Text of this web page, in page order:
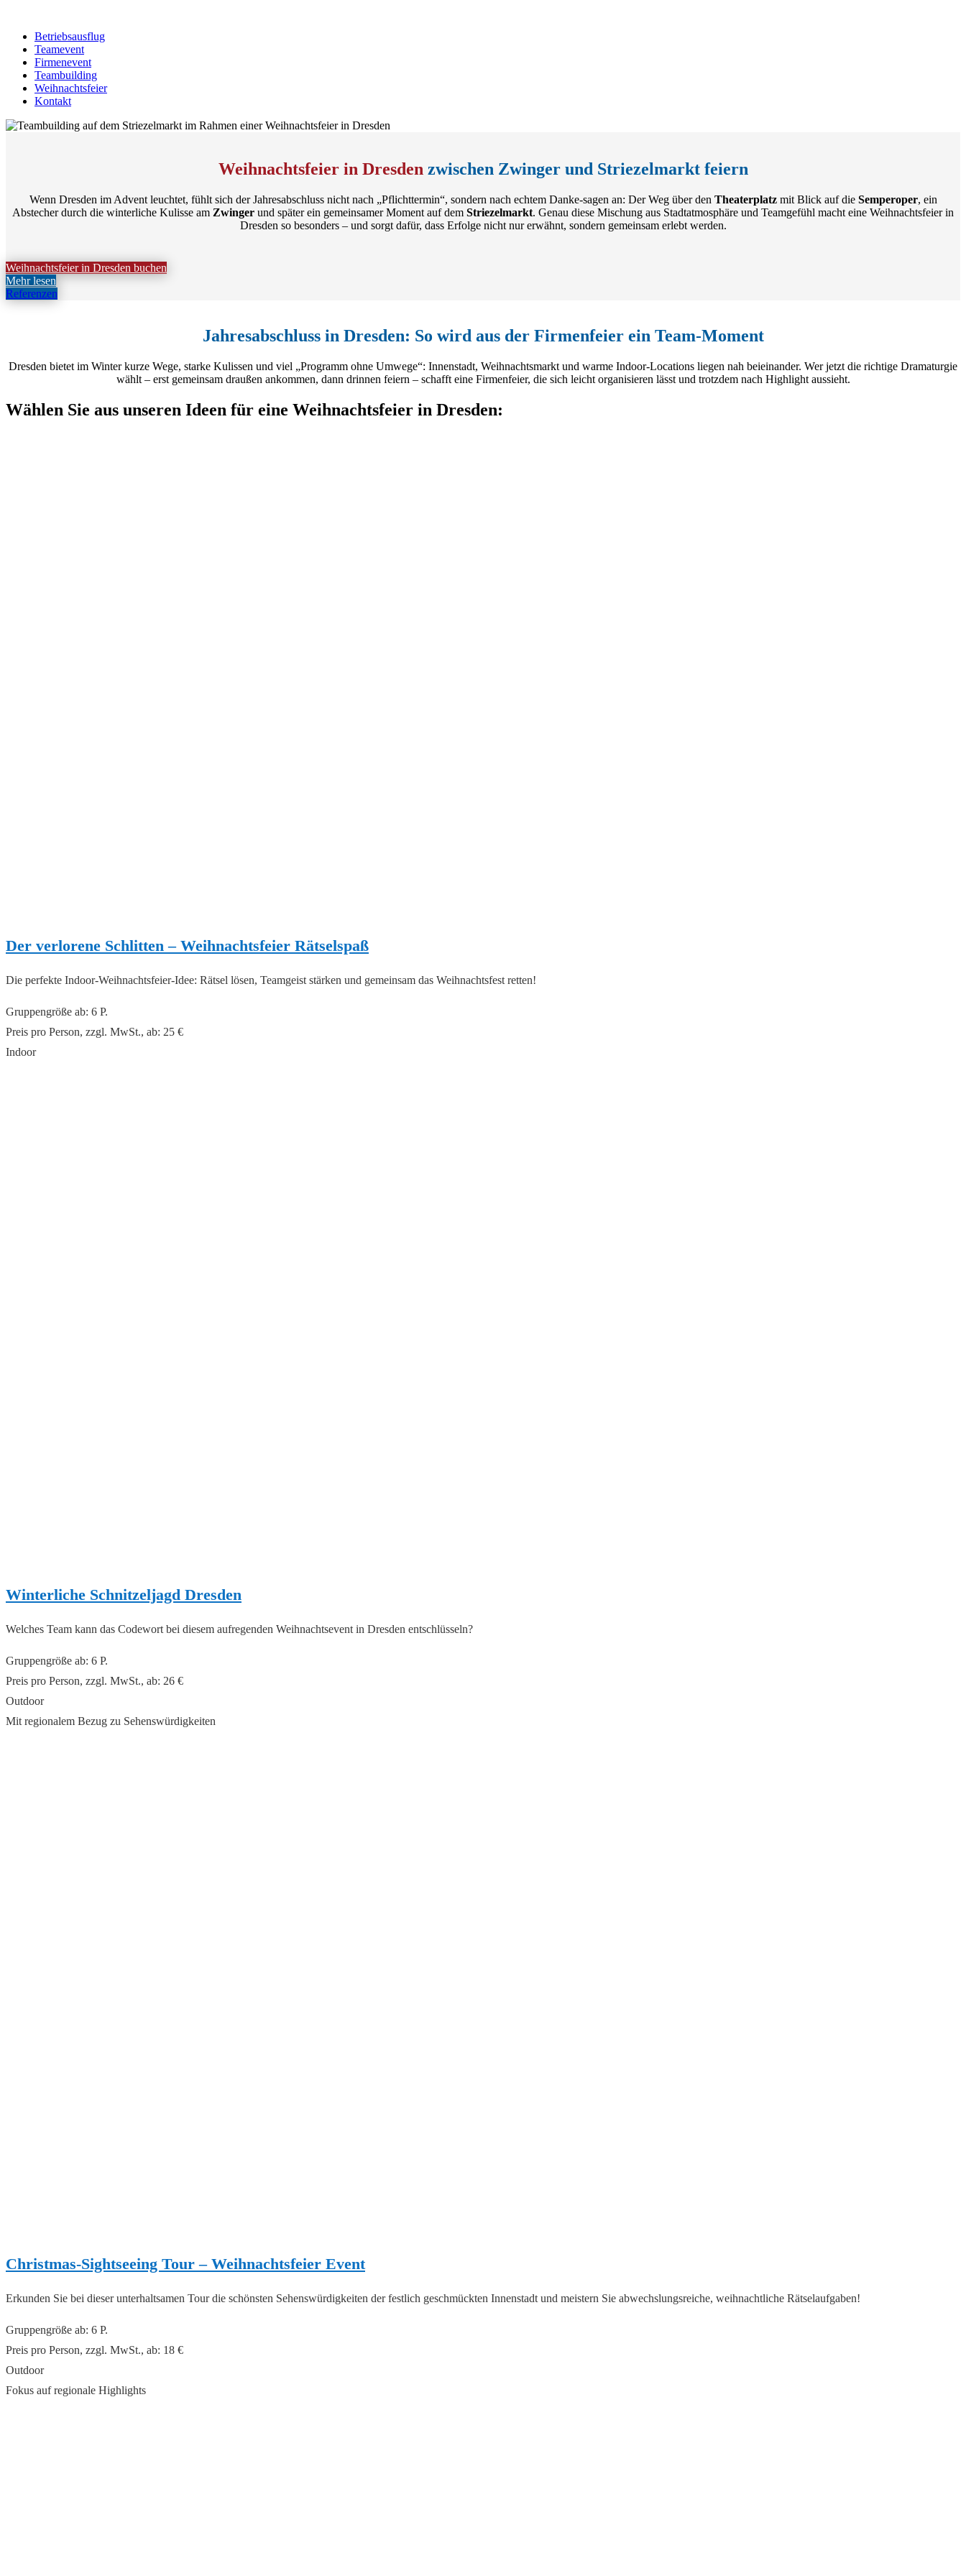
Betriebsausflug
Teamevent
Firmenevent
Teambuilding
Weihnachtsfeier
Kontakt
Weihnachtsfeier in Dresden zwischen Zwinger und Striezelmarkt feiern
Wenn Dresden im Advent leuchtet, fühlt sich der Jahresabschluss nicht nach „Pflichttermin“, sondern nach echtem Danke-sagen an: Der Weg über den Theaterplatzmit Blick auf die Semperoper, ein
Abstecher durch die winterliche Kulisse am Zwinger und später ein gemeinsamer Moment auf dem Striezelmarkt. Genau diese Mischung aus Stadtatmosphäre und Teamgefühl macht eine Weihnachtsfeier in
Dresden so besonders – und sorgt dafür, dass Erfolge nicht nur erwähnt, sondern gemeinsam erlebt werden.
Weihnachtsfeier in Dresden buchen
Mehr lesen
Referenzen
Jahresabschluss in Dresden: So wird aus der Firmenfeier ein Team-Moment
Dresden bietet im Winter kurze Wege, starke Kulissen und viel „Programm ohne Umwege“: Innenstadt, Weihnachtsmarkt und warme Indoor-Locations liegen nah beieinander. Wer jetzt die richtige Dramaturgie
wählt – erst gemeinsam draußen ankommen, dann drinnen feiern – schafft eine Firmenfeier, die sich leicht organisieren lässt und trotzdem nach Highlight aussieht.
Wählen Sie aus unseren Ideen für eine Weihnachtsfeier in Dresden:
Der verlorene Schlitten – Weihnachtsfeier Rätselspaß
Die perfekte Indoor-Weihnachtsfeier-Idee: Rätsel lösen, Teamgeist stärken und gemeinsam das Weihnachtsfest retten!
Gruppengröße ab: 6 P.
Preis pro Person, zzgl. MwSt., ab: 25 €
Indoor
Winterliche Schnitzeljagd Dresden
Welches Team kann das Codewort bei diesem aufregenden Weihnachtsevent in Dresden entschlüsseln?
Gruppengröße ab: 6 P.
Preis pro Person, zzgl. MwSt., ab: 26 €
Outdoor
Mit regionalem Bezug zu Sehenswürdigkeiten
Christmas-Sightseeing Tour – Weihnachtsfeier Event
Erkunden Sie bei dieser unterhaltsamen Tour die schönsten Sehenswürdigkeiten der festlich geschmückten Innenstadt und meistern Sie abwechslungsreiche, weihnachtliche Rätselaufgaben!
Gruppengröße ab: 6 P.
Preis pro Person, zzgl. MwSt., ab: 18 €
Outdoor
Fokus auf regionale Highlights